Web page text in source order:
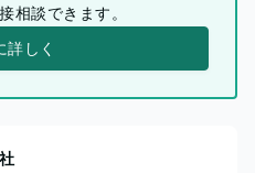
相談できます。
詳しく